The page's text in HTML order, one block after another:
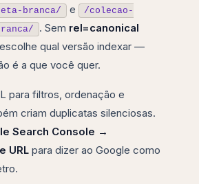
branca/ e
/colecao-
. Sem rel=canonical
qual versão indexar —
é a que você quer.
para filtros, ordenação e
criam duplicatas silenciosas.
Search Console →
URL para dizer ao Google como